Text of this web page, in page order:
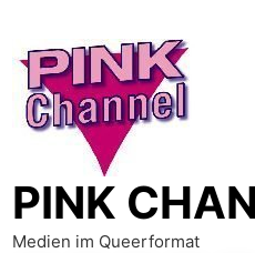
PINK
Medien im Queerformat